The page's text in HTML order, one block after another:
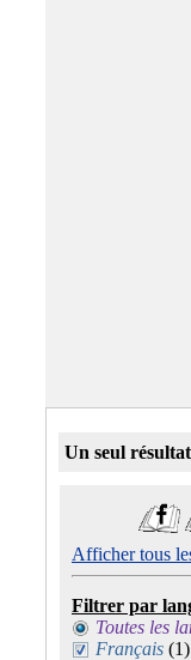
Un seul résultat
Afficher tous
Filtrer par
Toutes les
Français (1)